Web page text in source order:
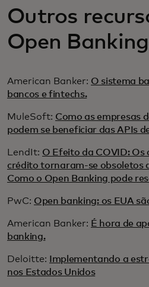
Outros
Open
American Banker: O sistema
bancos e fintechs.
MuleSoft: Como as empresas
podem se beneficiar das APIs
LendIt: O Efeito da COVID: Os
crédito tornaram-se obsoletos
Como o Open Banking pode
PwC: Open banking: os EUA
American Banker: É hora de
banking.
Deloitte:
Implementando a
nos Estados Unidos